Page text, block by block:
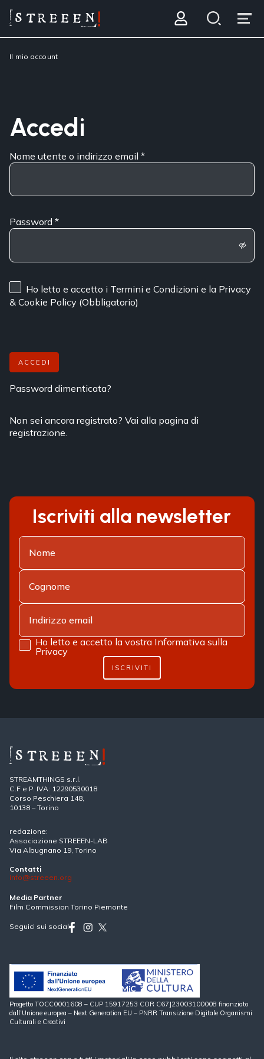
Il mio account
Accedi
Nome utente o indirizzo email*
Password*
Ho letto e accetto i Termini e Condizioni e la Privacy
& Cookie Policy (Obbligatorio)
ACCEDI
Password dimenticata?
Non sei ancora registrato? Vai alla pagina di
registrazione.
Iscriviti alla newsletter
Ho letto e accetto la vostra Informativa sulla
Privacy
ISCRIVITI
STREAMTHINGS s.r.l.
C.F e P. IVA: 12290530018
Corso Peschiera 148,
10138 – Torino
redazione:
Associazione STREEEN-LAB
Via Albugnano 19, Torino
Contatti
info@streeen.org
Media Partner
Film Commission Torino Piemonte
Seguici sui social
Progetto TOCC0001608 – CUP 15917253 COR C67J23003100008 finanziato
dall’Unione europea – Next Generation EU – PNRR Transizione Digitale Organismi
Culturali e Creativi